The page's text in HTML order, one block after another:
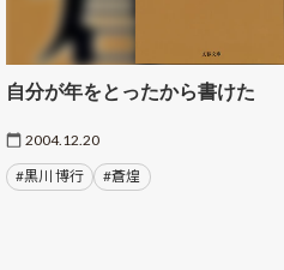
自分が年をとったから書けた
2004.12.20
#黒川 博行 #蒼煌